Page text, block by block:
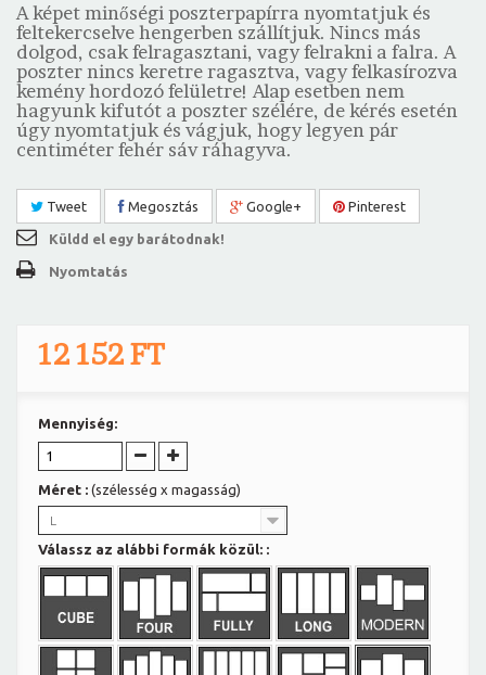
A képet minőségi poszterpapírra nyomtatjuk és
feltekercselve hengerben szállítjuk. Nincs más
dolgod, csak felragasztani, vagy felrakni a falra. A
poszter nincs keretre ragasztva, vagy felkasírozva
kemény hordozó felületre! Alap esetben nem
hagyunk kifutót a poszter szélére, de kérés esetén
úgy nyomtatjuk és vágjuk, hogy legyen pár
centiméter fehér sáv ráhagyva.
Tweet Megosztás Google+ Pinterest
Küldd el egy barátodnak!
Nyomtatás
12 152 FT
Mennyiség:
Méret : (szélesség x magasság)
L
Válassz az alábbi formák közül: :